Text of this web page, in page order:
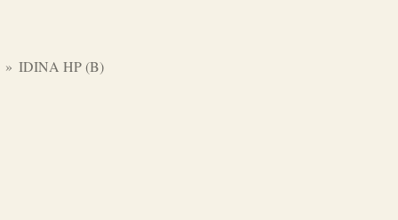
» IDINA HP (B)